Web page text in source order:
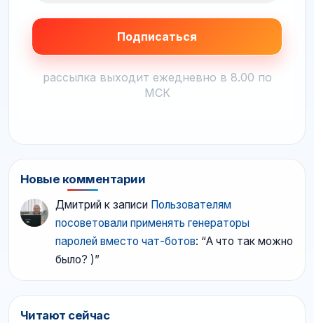
рассылка выходит ежедневно в 8.00 по
МСК
Новые комментарии
Дмитрий к записи Пользователям
посоветовали применять генераторы
паролей вместо чат-ботов: “А что так можно
было? )”
Читают сейчас